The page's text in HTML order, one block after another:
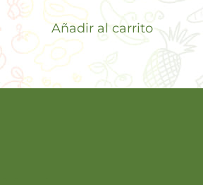
Añadir al carrito